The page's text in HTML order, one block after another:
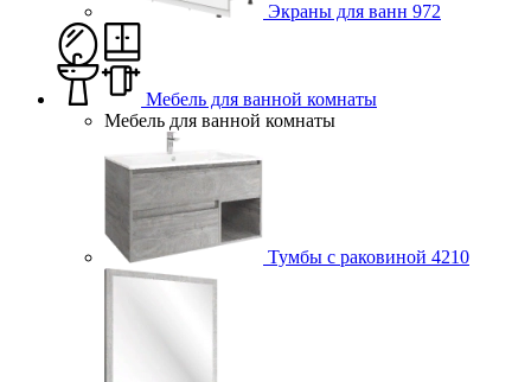
Экраны для ванн 972
Мебель для ванной комнаты
Мебель для ванной комнаты
Тумбы с раковиной 4210